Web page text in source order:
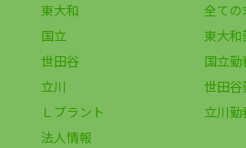
東大和
国立
世田谷
立川
Ｌプラント
法人情報
全ての
東大和
国立勤
世田谷
立川勤